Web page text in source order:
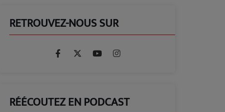
RETROUVEZ-NOUS SUR
RÉÉCOUTEZ EN PODCAST